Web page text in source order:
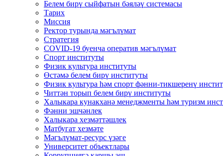
Белем бирү сыйфатын бәяләү системасы
Тарих
Миссия
Ректор турында мәгълүмат
Стратегия
COVID-19 буенча оператив мәгълүмат
Спорт институты
Физик культура институты
Өстәмә белем бирү институты
Физик культура һәм спорт фәнни-тикшеренү
Читтән торып белем бирү институты
Халыкара кунакханә менеджменты һәм туризм
Фәнни эшчәнлек
Халыкара хезмәттәшлек
Матбугат хезмәте
Мәгълүмат-ресурс үзәге
Университет объектлары